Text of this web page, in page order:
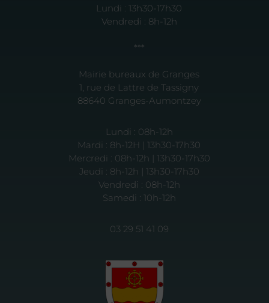
Lundi : 13h30-17h30
Vendredi : 8h-12h
***
Mairie bureaux de Granges
1, rue de Lattre de Tassigny
88640 Granges-Aumontzey
Lundi : 08h-12h
Mardi : 8h-12H | 13h30-17h30
Mercredi : 08h-12h | 13h30-17h30
Jeudi : 8h-12h | 13h30-17h30
Vendredi : 08h-12h
Samedi : 10h-12h
03 29 51 41 09